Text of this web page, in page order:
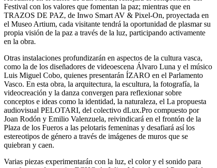
Festival con los valores que fomentan la paz; mientras que en
TRAZOS DE PAZ, de Inwo Smart AV & Pixel-On, proyectada en
el Museo Artium, cada visitante tendrá la oportunidad de plasmar su
propia visión de la paz a través de la luz, participando activamente
en la obra.
Otras instalaciones profundizarán en aspectos de la cultura vasca,
como la de los diseñadores de videoescena Álvaro Luna y el músico
Luis Miguel Cobo, quienes presentarán ÍZARO en el Parlamento
Vasco. En esta obra, la arquitectura, la escultura, la fotografía, la
videocreación y la danza convergen para reflexionar sobre
conceptos e ideas como la identidad, la naturaleza, el La propuesta
audiovisual PELOTARI, del colectivo dLux.Pro compuesto por
Joan Rodón y Emilio Valenzuela, reivindicará en el frontón de la
Plaza de los Fueros a las pelotaris femeninas y desafiará así los
estereotipos de género a través de imágenes de muros que se
quiebran y caen.
Varias piezas experimentarán con la luz, el color y el sonido para